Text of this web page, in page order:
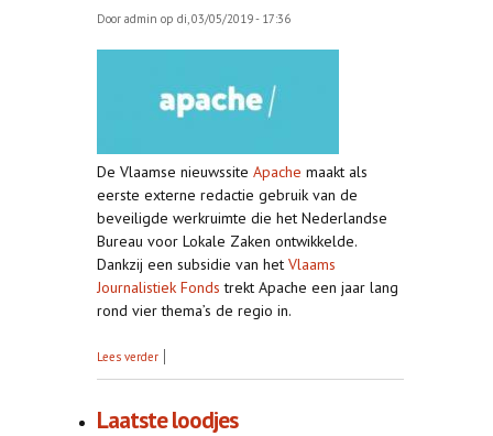
Door admin op di, 03/05/2019 - 17:36
De Vlaamse nieuwssite Apache maakt als
eerste externe redactie gebruik van de
beveiligde werkruimte die het Nederlandse
Bureau voor Lokale Zaken ontwikkelde.
Dankzij een subsidie van het Vlaams
Journalistiek Fonds trekt Apache een jaar lang
rond vier thema’s de regio in.
Lees verder over Apache en BvLZ slaan handen ineen
Laatste loodjes